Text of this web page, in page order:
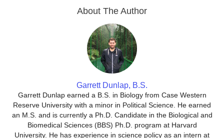
About The Author
Garrett Dunlap, B.S.
Garrett Dunlap earned a B.S. in Biology from Case Western
Reserve University with a minor in Political Science. He earned
an M.S. and is currently a Ph.D. Candidate in the Biological and
Biomedical Sciences (BBS) Ph.D. program at Harvard
University. He has experience in science policy as an intern at